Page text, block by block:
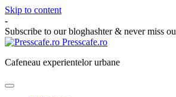
Skip to content
-
Subscribe to our bloghashter & never miss
Presscafe.ro
Cafeneau experientelor urbane